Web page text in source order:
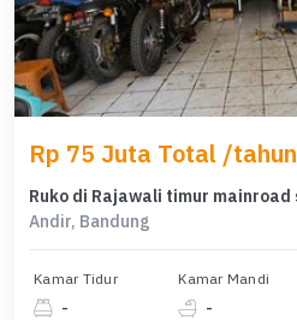
Rp 75 Juta Total /tahun
Andir, Bandung
Kamar Tidur
-
Kamar Mandi
-